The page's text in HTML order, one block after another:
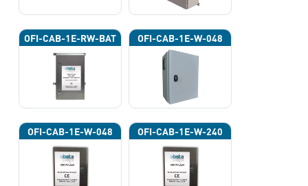
OFI-CAB-1E-RW-BAT OFI-CAB-1E-W-048
OFI-CAB-1E-W-048 OFI-CAB-1E-W-240